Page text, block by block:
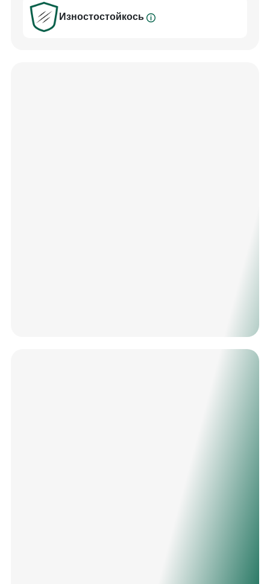
Изностостойкось